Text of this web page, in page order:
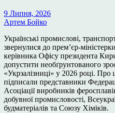
9 Липня, 2026
Артем Бойко
Українські промислові,
звернулися до прем’єр-
керівника Офісу президента
допустити необґрунтованого
«Укрзалізниці» у 2026 році. Про
підписали представники
Асоціації виробників
добувної промисловості,
будматеріалів та Союзу Хіміків.